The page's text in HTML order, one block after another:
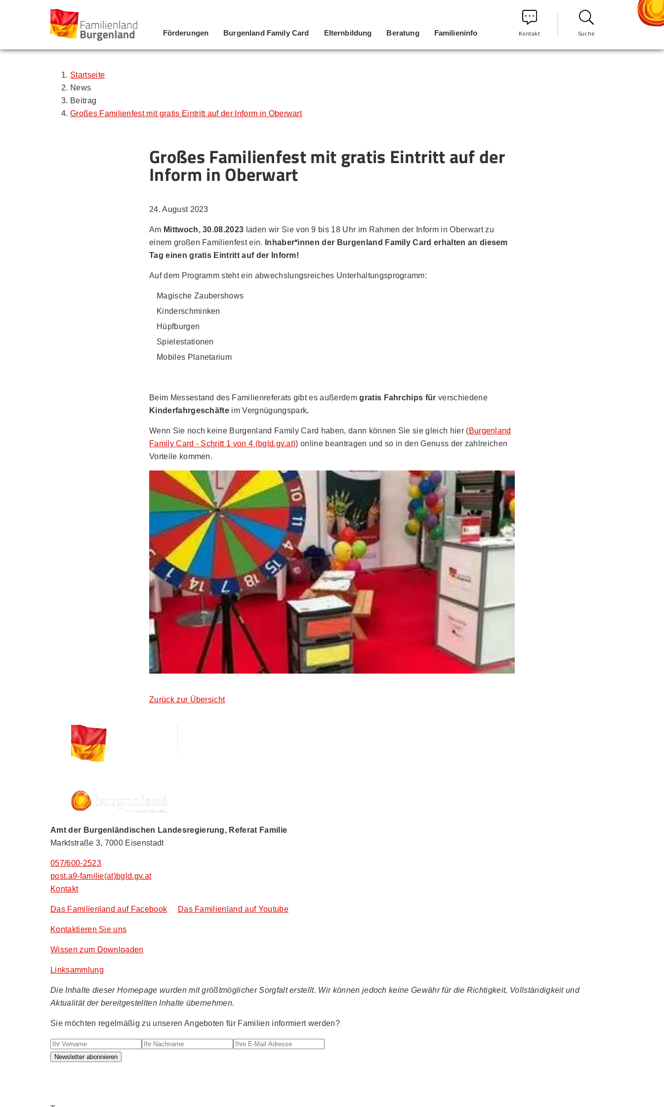
Zum Inhalt
Zum Menü
Förderungen Burgenland Family Card Elternbildung Beratung Familieninfo Kontakt Suche
Startseite
News
Beitrag
Großes Familienfest mit gratis Eintritt auf der Inform in Oberwart
Großes Familienfest mit gratis Eintritt auf der
Inform in Oberwart
24. August 2023
Am Mittwoch, 30.08.2023 laden wir Sie von 9 bis 18 Uhr im Rahmen der Inform in Oberwart zu
einem großen Familienfest ein.
Inhaber*innen der Burgenland Family Card erhalten an diesem
Tag einen gratis Eintritt auf der Inform!
Auf dem Programm steht ein abwechslungsreiches Unterhaltungsprogramm:
Magische Zaubershows
Kinderschminken
Hüpfburgen
Spielestationen
Mobiles Planetarium
Beim Messestand des Familienreferats gibt es außerdemgratis Fahrchips für verschiedene
Kinderfahrgeschäfte im Vergnügungspark.
Wenn Sie noch keine Burgenland Family Card haben, dann können Sie sie gleich hier (Burgenland
Family Card - Schritt 1 von 4 (bgld.gv.at)) online beantragen und so in den Genuss der zahlreichen
Vorteile kommen.
Zurück zur Übersicht
Amt der Burgenländischen Landesregierung, Referat Familie
Marktstraße 3, 7000 Eisenstadt
057/600-2523
post.a9-familie(at)bgld.gv.at
Kontakt
Das Familienland auf Facebook Das Familienland auf Youtube
Kontaktieren Sie uns
Wissen zum Downloaden
Linksammlung
Die Inhalte dieser Homepage wurden mit größtmöglicher Sorgfalt erstellt. Wir können jedoch keine Gewähr für die Richtigkeit, Vollständigkeit und
Aktualität der bereitgestellten Inhalte übernehmen.
Sie möchten regelmäßig zu unseren Angeboten für Familien informiert werden?
Ihr Vorname Ihr Nachname Ihre E-Mail Adresse
Newsletter abonnieren